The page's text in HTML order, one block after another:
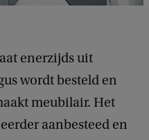
enerzijds uit
wordt besteld en
meubilair. Het
aanbesteed en